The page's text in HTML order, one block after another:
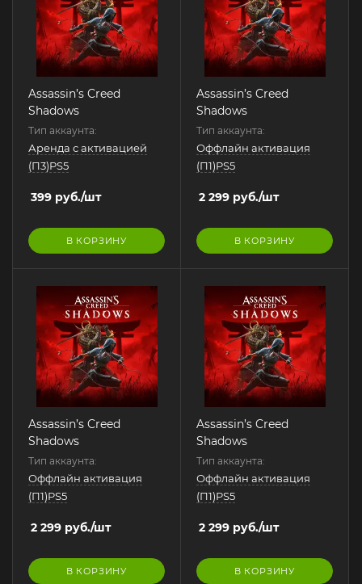
Assassin’s Creed
Shadows
Тип аккаунта:
Аренда с активацией
(П3)PS5
399 руб./шт
В КОРЗИНУ
Assassin’s Creed
Shadows
Тип аккаунта:
Оффлайн активация
(П1)PS5
2 299 руб./шт
В КОРЗИНУ
Assassin’s Creed
Shadows
Тип аккаунта:
Оффлайн активация
(П1)PS5
2 299 руб./шт
В КОРЗИНУ
Assassin’s Creed
Shadows
Тип аккаунта:
Оффлайн активация
(П1)PS5
2 299 руб./шт
В КОРЗИНУ